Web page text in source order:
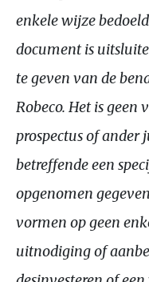
enkele wijze
document is
te geven van de
Robeco. Het is
prospectus of ander
betreffende een
opgenomen
vormen op geen
uitnodiging of